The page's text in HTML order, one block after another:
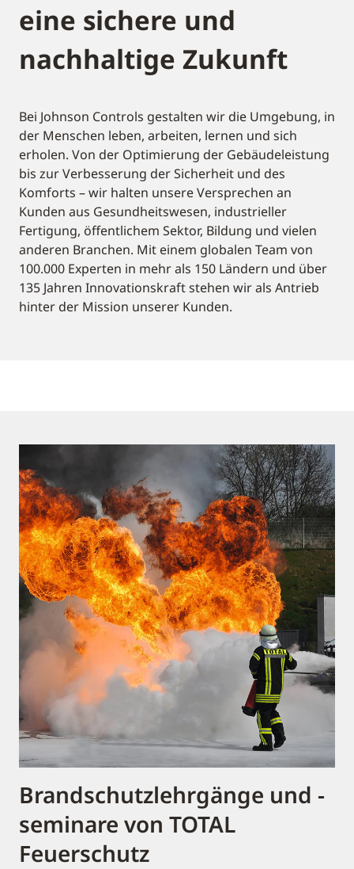
Mehr erfahren
eine sichere und
nachhaltige Zukunft
Bei Johnson Controls gestalten wir die Umgebung, in
der Menschen leben, arbeiten, lernen und sich
erholen. Von der Optimierung der Gebäudeleistung
bis zur Verbesserung der Sicherheit und des
Komforts – wir halten unsere Versprechen an
Kunden aus Gesundheitswesen, industrieller
Fertigung, öffentlichem Sektor, Bildung und vielen
anderen Branchen. Mit einem globalen Team von
100.000 Experten in mehr als 150 Ländern und über
135 Jahren Innovationskraft stehen wir als Antrieb
hinter der Mission unserer Kunden.
Brandschutzlehrgänge und -
seminare von TOTAL
Feuerschutz